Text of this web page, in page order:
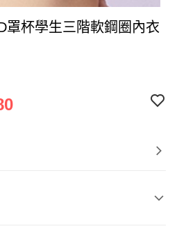
罩杯學生三階軟鋼圈內衣